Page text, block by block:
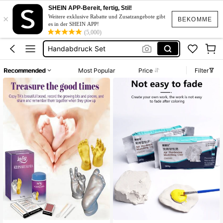
BEKOMME
×
SHEIN APP-Bereit, fertig, Stil!
Weitere exklusive Rabatte und Zusatzangebote gibt
es in der SHEIN APP!
(5,000)
Gipspulver
Giesspulver
Handabdruck Set
Gießpulver
Recommended Most Popular Price Filter